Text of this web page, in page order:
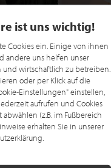
ist uns wichtig!
Cookies ein. Einige von ihnen
andere uns helfen unser
wirtschaftlich zu betreiben.
oder per Klick auf die
Einstellungen" einstellen,
aufrufen und Cookies
(z.B. im Fußbereich
erhalten Sie in unserer